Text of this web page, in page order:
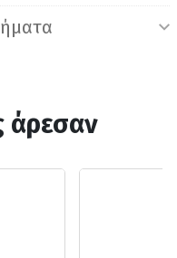
άρεσαν